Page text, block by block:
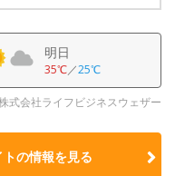
明日
35℃／25℃
式会社ライフビジネスウェザー
トの情報を見る